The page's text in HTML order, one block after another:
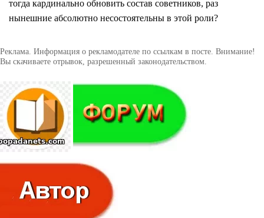
тогда кардинально обновить состав советников, раз
нынешние абсолютно несостоятельны в этой роли?
Реклама. Информация о рекламодателе по ссылкам в посте. Внимание!
Вы скачиваете отрывок, разрешенный законодательством.